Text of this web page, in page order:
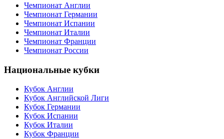
Чемпионат Англии
Чемпионат Германии
Чемпионат Испании
Чемпионат Италии
Чемпионат Франции
Чемпионат России
Национальные кубки
Кубок Англии
Кубок Английской Лиги
Кубок Германии
Кубок Испании
Кубок Италии
Кубок Франции